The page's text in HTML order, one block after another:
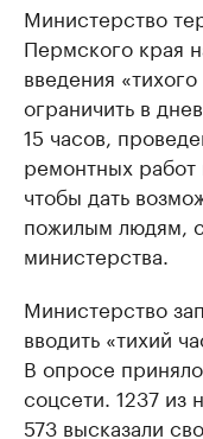
Министерство
Пермского края
введения
ограничить в
15 часов,
ремонтных работ
чтобы дать
пожилым людям,
министерства.
Министерство
вводить «тихий
В опросе
соцсети. 1237 из
573 высказали